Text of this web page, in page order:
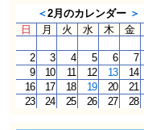
＜2月のカレンダー ＞
日
月 火 水 木 金
2
3 4 5 6 7
9
10 11 12 13 14
16
17 18 19 20 21
23
24 25 26 27 28